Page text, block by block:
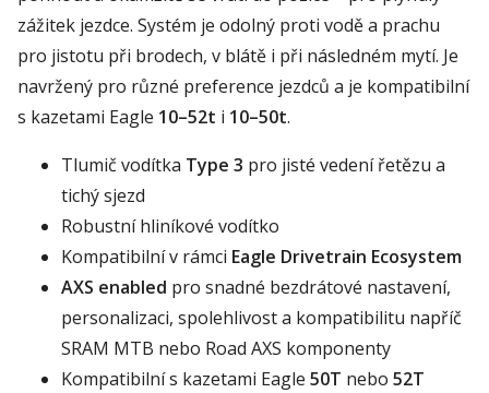
zážitek jezdce. Systém je odolný proti vodě a prachu
pro jistotu při brodech, v blátě i při následném mytí. Je
navržený pro různé preference jezdců a je kompatibilní
s kazetami Eagle 10–52t i 10–50t.
Tlumič vodítka Type 3 pro jisté vedení řetězu a
tichý sjezd
Robustní hliníkové vodítko
Kompatibilní v rámci Eagle Drivetrain Ecosystem
AXS enabled pro snadné bezdrátové nastavení,
personalizaci, spolehlivost a kompatibilitu napříč
SRAM MTB nebo Road AXS komponenty
Kompatibilní s kazetami Eagle 50T nebo 52T